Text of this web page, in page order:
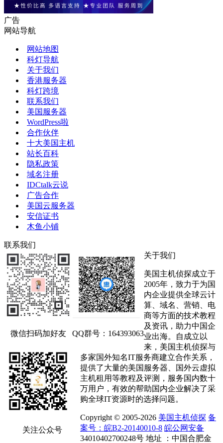
广告
网站导航
网站地图
科灯导航
关于我们
香港服务器
科灯跨境
联系我们
美国服务器
WordPress啦
合作伙伴
十大美国主机
站长百科
隐私政策
域名注册
IDCtalk云说
广告合作
美国云服务器
安信证书
木鱼小铺
联系我们
微信扫码加好友 QQ群号：164393063
关注公众号
关于我们
美国主机侦探成立于
2005年，致力于为国
内企业提供全球云计
算、域名、营销、电
商等方面的技术教程
及资讯，助力中国企
业出海。自成立以
来，美国主机侦探与
多家国外知名IT服务商建立合作关系，
提供了大量的美国服务器、国外云虚拟
主机租用等教程及评测，服务国内数十
万用户，有效的帮助国内企业解决了采
购全球IT资源时的选择问题。
Copyright © 2005-2026 美国主机侦探 备
案号：皖B2-20140010-8 皖公网安备
34010402700248号 地址 ：中国合肥金